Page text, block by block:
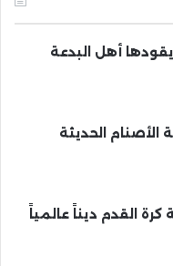
أهل البدعة
الأصنام الحديثة
القدم ديناً عالمياً